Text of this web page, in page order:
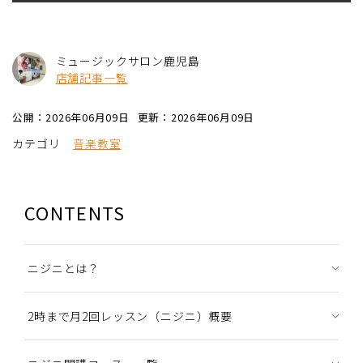
ミュージックサロン鹿児島
店舗記事一覧
公開：2026年06月09日 更新：2026年06月09日
カテゴリ 音楽教室
CONTENTS
ニジニとは？
2時まで月2回レッスン（ニジニ）概要